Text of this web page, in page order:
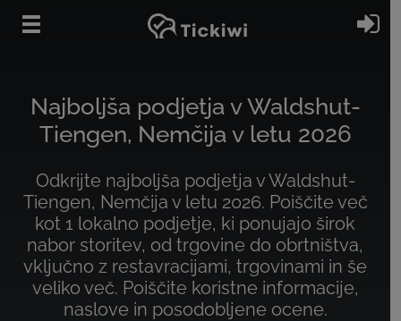
Preskoči na glavno vsebino
Najboljša podjetja v Waldshut-
Tiengen, Nemčija v letu 2026
Odkrijte najboljša podjetja v Waldshut-
Tiengen, Nemčija v letu 2026. Poiščite več
kot 1 lokalno podjetje, ki ponujajo širok
nabor storitev, od trgovine do obrtništva,
vključno z restavracijami, trgovinami in še
veliko več. Poiščite koristne informacije,
naslove in posodobljene ocene.